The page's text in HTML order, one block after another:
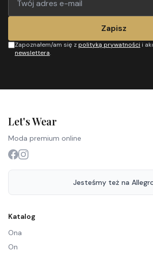
Zapisz
Zapoznałem/am się zpolityką prywatności i
newslettera.
Let's Wear
Moda premium online
Jesteśmy też na
Katalog
Ona
On